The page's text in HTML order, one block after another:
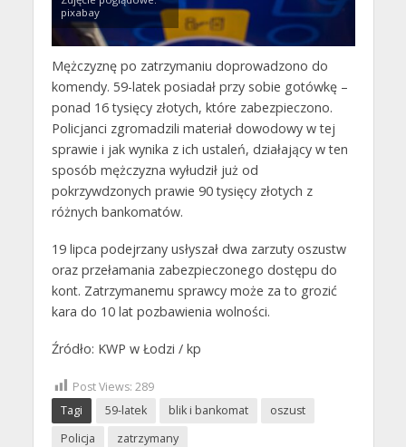
pixabay
Mężczyznę po zatrzymaniu doprowadzono do
komendy. 59-latek posiadał przy sobie gotówkę –
ponad 16 tysięcy złotych, które zabezpieczono.
Policjanci zgromadzili materiał dowodowy w tej
sprawie i jak wynika z ich ustaleń, działający w ten
sposób mężczyzna wyłudził już od
pokrzywdzonych prawie 90 tysięcy złotych z
różnych bankomatów.
19 lipca podejrzany usłyszał dwa zarzuty oszustw
oraz przełamania zabezpieczonego dostępu do
kont. Zatrzymanemu sprawcy może za to grozić
kara do 10 lat pozbawienia wolności.
Źródło: KWP w Łodzi / kp
Post Views: 289
Tagi
59-latek blik i bankomat
oszust
Policja
zatrzymany